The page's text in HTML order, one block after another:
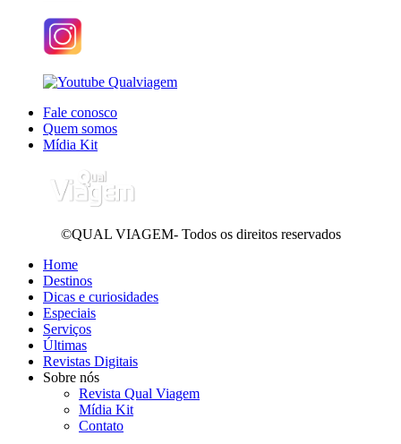
Fale conosco
Quem somos
Mídia Kit
©QUAL VIAGEM- Todos os direitos reservados
Home
Destinos
Dicas e curiosidades
Especiais
Serviços
Últimas
Revistas Digitais
Sobre nós
Revista Qual Viagem
Mídia Kit
Contato